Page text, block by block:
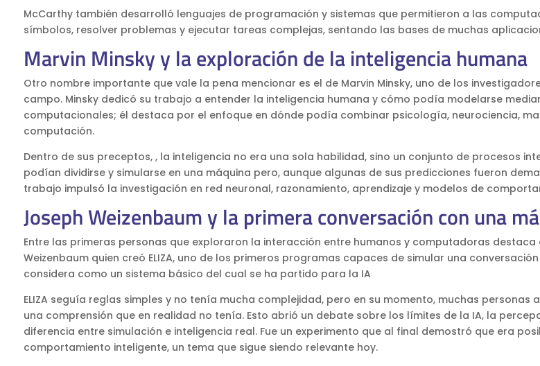
McCarthy también desarrolló lenguajes de programación y sistemas que permitieron a las
símbolos, resolver problemas y ejecutar tareas complejas, sentando las bases de muchas
Marvin Minsky y la exploración de la inteligencia humana
Otro nombre importante que vale la pena mencionar es el de Marvin Minsky, uno de los
campo. Minsky dedicó su trabajo a entender la inteligencia humana y cómo podía modelarse
computacionales; él destaca por el enfoque en dónde podía combinar psicología, neurociencia,
computación.
Dentro de sus preceptos, , la inteligencia no era una sola habilidad, sino un conjunto de procesos
podían dividirse y simularse en una máquina pero, aunque algunas de sus predicciones fueron
trabajo impulsó la investigación en red neuronal, razonamiento, aprendizaje y modelos de
Joseph Weizenbaum y la primera conversación con una
Entre las primeras personas que exploraron la interacción entre humanos y computadoras destaca
Weizenbaum quien creó ELIZA, uno de los primeros programas capaces de simular una
considera como un sistema básico del cual se ha partido para la IA
ELIZA seguía reglas simples y no tenía mucha complejidad, pero en su momento, muchas personas
una comprensión que en realidad no tenía. Esto abrió un debate sobre los límites de la IA, la
diferencia entre simulación e inteligencia real. Fue un experimento que al final demostró que era
comportamiento inteligente, un tema que sigue siendo relevante hoy.